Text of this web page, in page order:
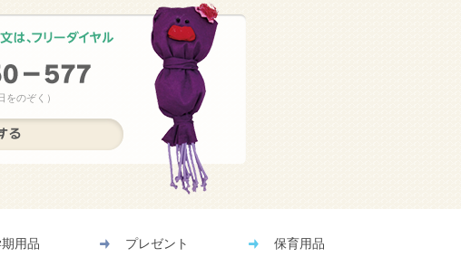
のぞく）
用品 プレゼント 保育用品